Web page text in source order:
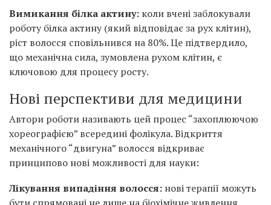
Вимикання білка актину: коли вчені заблокували
роботу білка актину (який відповідає за рух клітин),
ріст волосся сповільнився на 80%. Це підтвердило,
що механічна сила, зумовлена рухом клітин, є
ключовою для процесу росту.
Нові перспективи для медицини
Автори роботи називають цей процес “захоплюючою
хореографією” всередині фолікула. Відкриття
механічного “двигуна” волосся відкриває
принципово нові можливості для науки:
Лікування випадіння волосся: нові терапії можуть